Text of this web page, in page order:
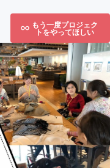
もう一度プロジェク
トをやってほしい